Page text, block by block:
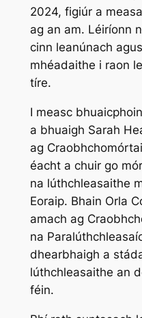
2024, figiúr a
ag an am. Léiríonn
cinn leanúnach
mhéadaithe i raon
tíre.
I measc
a bhuaigh Sarah
ag
éacht a chuir go
na lúthchleasaithe
Eoraip. Bhain Orla
amach ag
na
dhearbhaigh a
lúthchleasaithe an
féin.